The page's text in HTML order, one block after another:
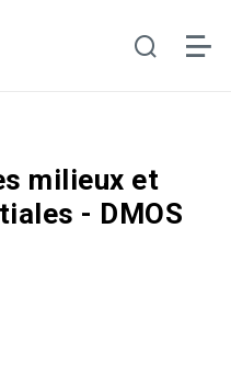
milieux et
- DMOS